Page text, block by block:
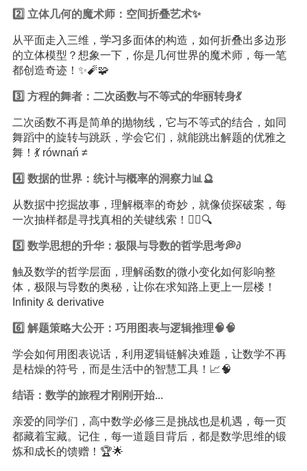
2️⃣ 立体几何的魔术师：空间折叠艺术✨
从平面走入三维， 学习 多面体的构造，如何折叠出多边形
的立体模型？想象一下，你是几何世界的魔术师，每一笔
都创造奇迹！✨🧨🧩
3️⃣ 方程的舞者：二次函数与不等式的华丽转身💃
二次函数不再是简单的抛物线，它与不等式的结合，如同
舞蹈中的旋转与跳跃，学会它们，就能跳出解题的优雅之
舞！💃 równań ≠
4️⃣ 数据的世界：统计与概率的洞察力📊🔮
从数据中挖掘故事，理解概率的奇妙，就像侦探破案，每
一次抽样都是寻找真相的关键线索！🕵️‍♀️🔍
5️⃣ 数学思想的升华：极限与导数的哲学思考💭∂
触及数学的哲学层面，理解函数的微小变化如何影响整
体，极限与导数的奥秘，让你在求知路上更上一层楼！
Infinity & derivative
6️⃣ 解题策略大公开：巧用图表与逻辑推理🧠🧠
学会如何用图表说话，利用逻辑链解决难题，让数学不再
是枯燥的符号，而是生活中的智慧工具！📈🧠
结语：数学的旅程才刚刚开始...
亲爱的同学们，高中数学必修三是挑战也是机遇，每一页
都藏着宝藏。记住，每一道题目背后，都是数学思维的锻
炼和成长的馈赠！🏆🌟